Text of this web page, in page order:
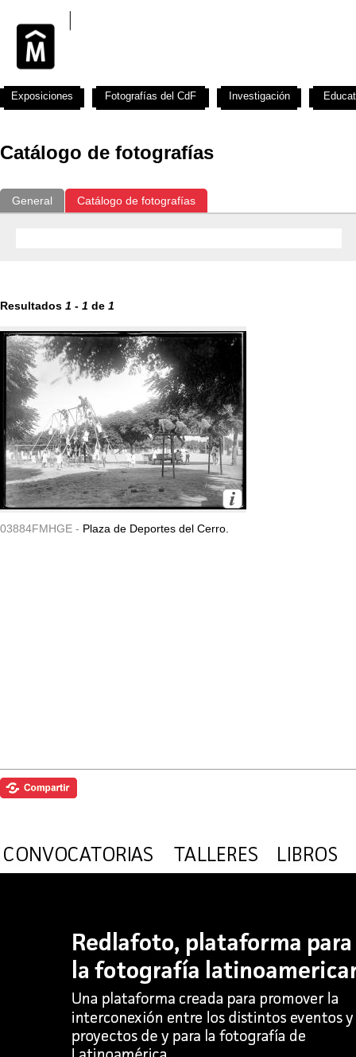
Catálogo de fotografías
General Catálogo de fotografías
Resultados 1 - 1 de 1
03884FMHGE - Plaza de Deportes del Cerro.
Exposiciones Fotografías del CdF Investigación